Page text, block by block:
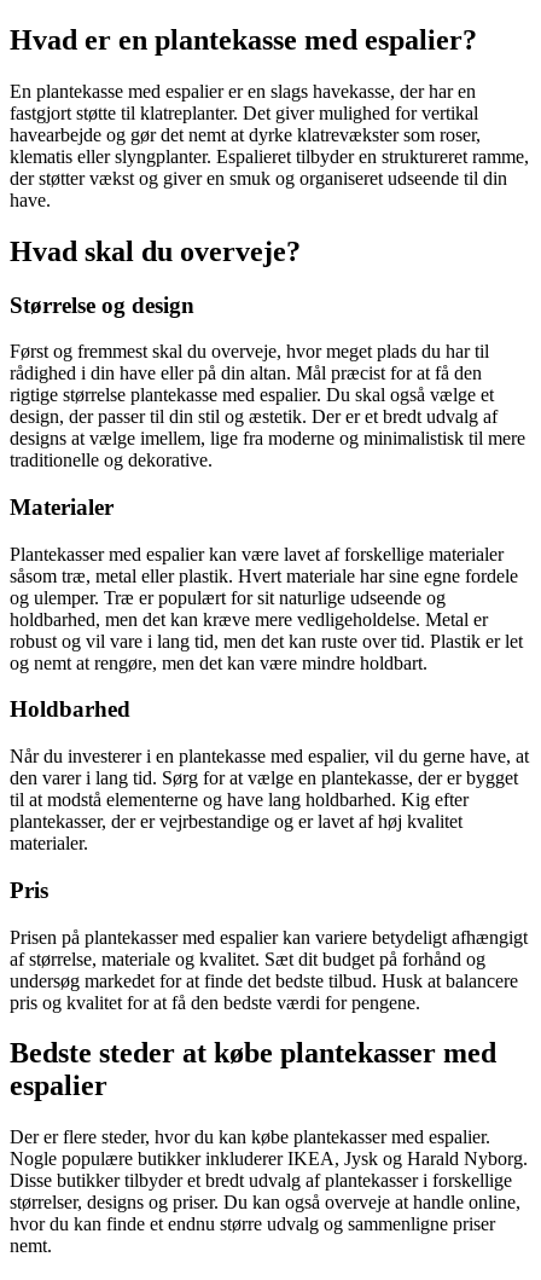
Hvad er en plantekasse med espalier?
En plantekasse med espalier er en slags havekasse, der har en
fastgjort støtte til klatreplanter. Det giver mulighed for vertikal
havearbejde og gør det nemt at dyrke klatrevækster som roser,
klematis eller slyngplanter. Espalieret tilbyder en struktureret ramme,
der støtter vækst og giver en smuk og organiseret udseende til din
have.
Hvad skal du overveje?
Størrelse og design
Først og fremmest skal du overveje, hvor meget plads du har til
rådighed i din have eller på din altan. Mål præcist for at få den
rigtige størrelse plantekasse med espalier. Du skal også vælge et
design, der passer til din stil og æstetik. Der er et bredt udvalg af
designs at vælge imellem, lige fra moderne og minimalistisk til mere
traditionelle og dekorative.
Materialer
Plantekasser med espalier kan være lavet af forskellige materialer
såsom træ, metal eller plastik. Hvert materiale har sine egne fordele
og ulemper. Træ er populært for sit naturlige udseende og
holdbarhed, men det kan kræve mere vedligeholdelse. Metal er
robust og vil vare i lang tid, men det kan ruste over tid. Plastik er let
og nemt at rengøre, men det kan være mindre holdbart.
Holdbarhed
Når du investerer i en plantekasse med espalier, vil du gerne have, at
den varer i lang tid. Sørg for at vælge en plantekasse, der er bygget
til at modstå elementerne og have lang holdbarhed. Kig efter
plantekasser, der er vejrbestandige og er lavet af høj kvalitet
materialer.
Pris
Prisen på plantekasser med espalier kan variere betydeligt afhængigt
af størrelse, materiale og kvalitet. Sæt dit budget på forhånd og
undersøg markedet for at finde det bedste tilbud. Husk at balancere
pris og kvalitet for at få den bedste værdi for pengene.
Bedste steder at købe plantekasser med
espalier
Der er flere steder, hvor du kan købe plantekasser med espalier.
Nogle populære butikker inkluderer IKEA, Jysk og Harald Nyborg.
Disse butikker tilbyder et bredt udvalg af plantekasser i forskellige
størrelser, designs og priser. Du kan også overveje at handle online,
hvor du kan finde et endnu større udvalg og sammenligne priser
nemt.